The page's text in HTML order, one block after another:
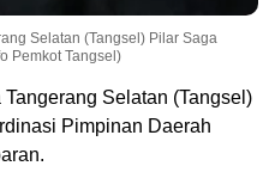
Selatan (Tangsel) Pilar Saga
Pemkot Tangsel)
Selatan (Tangsel)
Pimpinan Daerah